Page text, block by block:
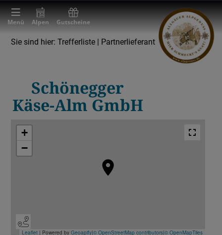
Menü Alpen Gutscheine
Sie sind hier: Trefferliste | Partnerlieferant
Schönegger
Käse-Alm GmbH